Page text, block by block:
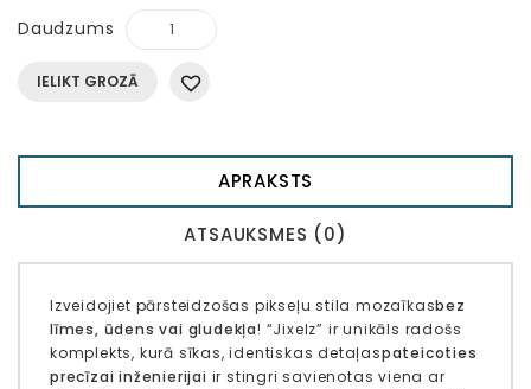
Daudzums
IELIKT GROZĀ
APRAKSTS
ATSAUKSMES (0)
Izveidojiet pārsteidzošas pikseļu stila mozaīkasbez
līmes, ūdens vai gludekļa! “Jixelz” ir unikāls radošs
komplekts, kurā sīkas, identiskas detaļaspateicoties
precīzai inženierijai ir stingri savienotas viena ar